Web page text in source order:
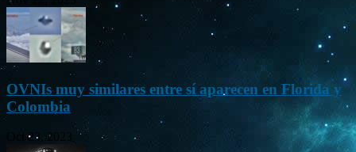
OVNIs muy similares entre sí aparecen en Florida y
Colombia
Oct 23, 2023